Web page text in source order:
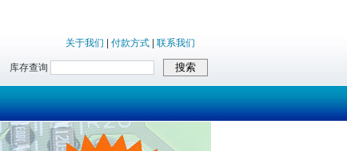
关于我们 付款方式 联系我们
库存查询